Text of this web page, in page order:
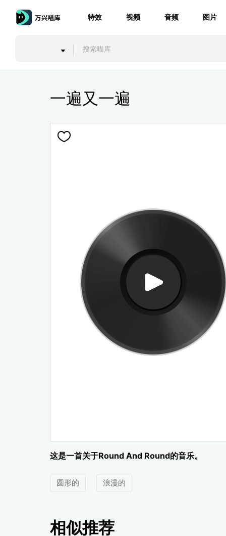
特效 视频 音频 图片
一遍又一遍
这是一首关于Round And Round的音乐。
圆形的 浪漫的
相似推荐